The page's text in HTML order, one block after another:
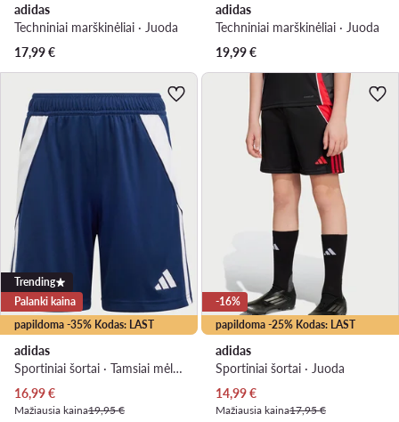
adidas
Techniniai marškinėliai · Juoda
17,99€
adidas
Techniniai marškinėliai · Juoda
19,99€
papildoma -35% Kodas: LAST
Trending
Palanki kaina
adidas
Sportiniai šortai · Tamsiai mėlyna
Dabartinė kaina
16,99€
Mažiausia kaina19,95 €
papildoma -25% Kodas: LAST
-16%
adidas
Sportiniai šortai · Juoda
Dabartinė kaina
14,99€
Mažiausia kaina17,95 €